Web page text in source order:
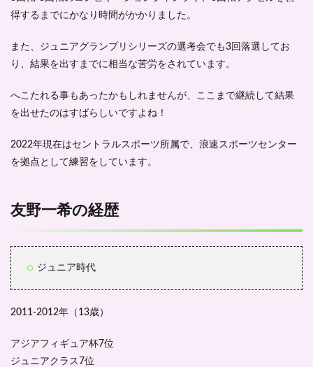
得するまでにかなり時間がかかりました。
また、 ジュニアグランプリシリーズの選考会でも3回落選 してお
り、結果を出すまでに相当な苦労をされています。
へこたれる事もあったかもしれませんが、ここまで継続して結果
を出せたのはすばらしいですよね！
2022年現在はセントラルスポーツ所属で、浪速スポーツセンター
を拠点として練習をしています。
友野一希の経歴
ジュニア時代
2011-2012年（13歳）
アジアフィギュア杯7位
ジュニアクラス7位